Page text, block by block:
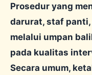
Prosedur yang
darurat, staf
melalui umpan
pada kualitas
Secara umum,